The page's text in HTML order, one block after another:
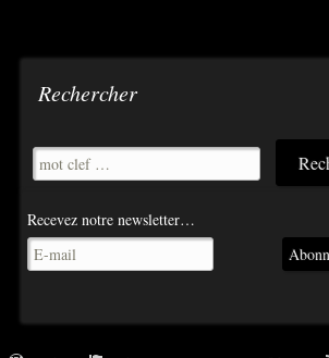
articles
Rechercher
Recevez notre newsletter…